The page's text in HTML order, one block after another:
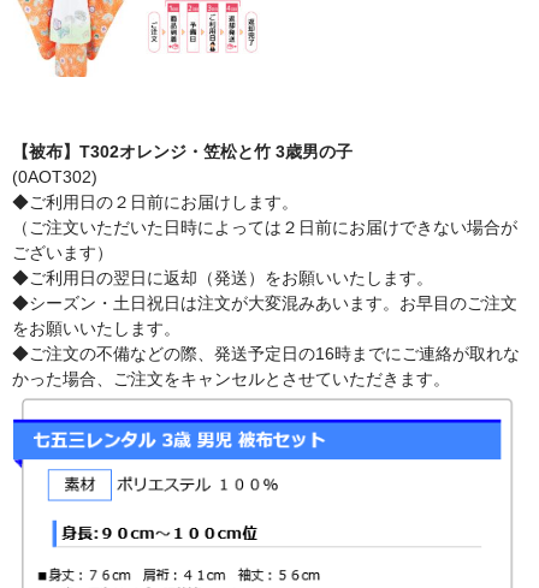
【被布】T302オレンジ・笠松と竹 3歳男の子
(0AOT302)
◆ご利用日の２日前にお届けします。
（ご注文いただいた日時によっては２日前にお届けできない場合が
ございます）
◆ご利用日の翌日に返却（発送）をお願いいたします。
◆シーズン・土日祝日は注文が大変混みあいます。お早目のご注文
をお願いいたします。
◆ご注文の不備などの際、発送予定日の16時までにご連絡が取れな
かった場合、ご注文をキャンセルとさせていただきます。